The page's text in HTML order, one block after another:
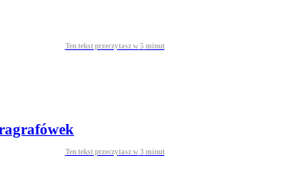
Ten tekst przeczytasz w 5 minut
Ten tekst przeczytasz w 3 minut